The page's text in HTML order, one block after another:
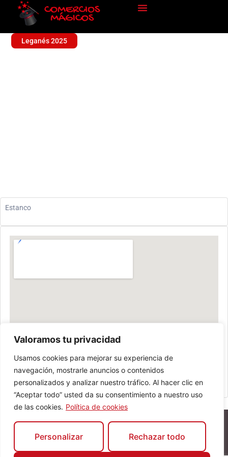
Valoramos tu privacidad
Usamos cookies para mejorar su experiencia de
navegación, mostrarle anuncios o contenidos
personalizados y analizar nuestro tráfico. Al hacer clic en
“Aceptar todo” usted da su consentimiento a nuestro uso
de las cookies. Política de cookies
Personalizar Rechazar todo
Leganés 2025
Estanco